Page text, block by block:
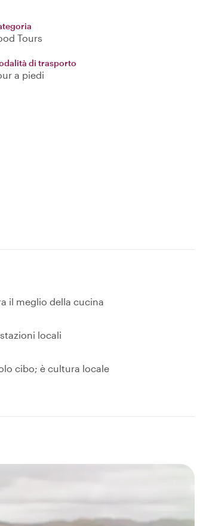
Tours
di trasporto
a piedi
il meglio della cucina
locali
cibo; è cultura locale